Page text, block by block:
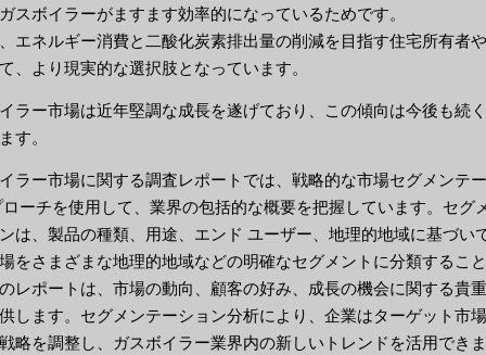
スボイラーがますます効率的になっているためです。
エネルギー消費と二酸化炭素排出量の削減を目指す住宅所有者
、より現実的な選択肢となっています。
ラー市場は近年堅調な成長を遂げており、この傾向は今後も続
す。
ラー市場に関する調査レポートでは、戦略的な市場セグメンテ
ーチを使用して、業界の包括的な概要を把握しています。セグ
は、製品の種類、用途、エンド ユーザー、地理的地域に基づい
をさまざまな地理的地域などの明確なセグメントに分類するこ
レポートは、市場の動向、顧客の好み、成長の機会に関する貴
します。セグメンテーション分析により、企業はターゲット市
略を調整し、ガスボイラー業界内の新しいトレンドを活用でき